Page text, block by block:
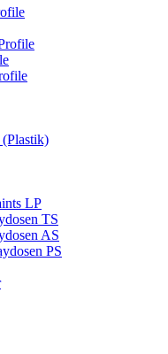
LP
TS
AS
PS